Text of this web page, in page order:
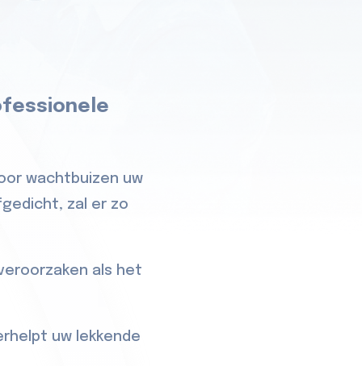
wachtbuizen uw
zal er zo
als het
uw lekkende